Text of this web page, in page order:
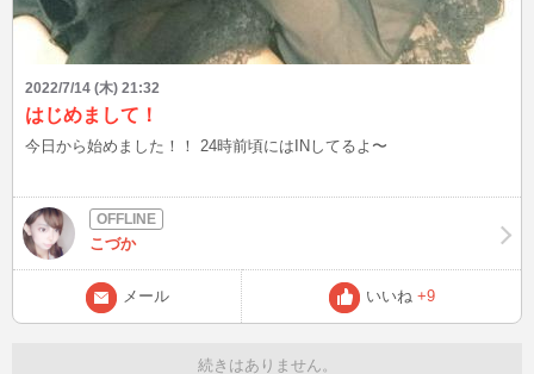
2022/7/14 (木) 21:32
はじめまして！
今日から始めました！！ 24時前頃にはINしてるよ〜
こづか
メール いいね +9
続きはありません。